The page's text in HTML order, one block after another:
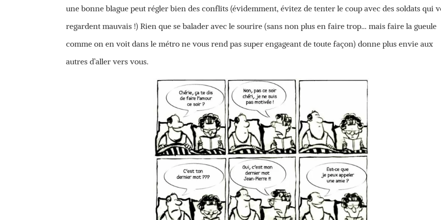
une bonne blague peut régler bien des conflits (évidemment, évitez de tenter le coup avec des soldats qui
regardent mauvais !) Rien que se balader avec le sourire (sans non plus en faire trop… mais faire la gueule
comme on en voit dans le métro ne vous rend pas super engageant de toute façon) donne plus envie aux
autres d’aller vers vous.